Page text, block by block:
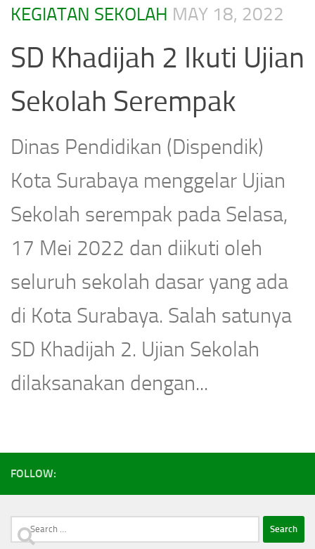
KEGIATAN SEKOLAH MAY 18, 2022
SD Khadijah 2 Ikuti Ujian
Sekolah Serempak
Dinas Pendidikan (Dispendik)
Kota Surabaya menggelar Ujian
Sekolah serempak pada Selasa,
17 Mei 2022 dan diikuti oleh
seluruh sekolah dasar yang ada
di Kota Surabaya. Salah satunya
SD Khadijah 2. Ujian Sekolah
dilaksanakan dengan...
FOLLOW:
Search